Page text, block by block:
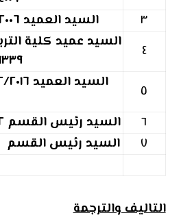
٣
السيد العميد ٩/٥/٢٠٠٦ ،العدد٢١١٤
٤
٥
السيد العميد ٢٨/١٢/٢٠١٦،العدد١٣٧٢٦
٦
السيد رئيس القسم ٢٤/٦/٢٠٠٢,العدد٢١٢
٧
السيد رئيس القسم ٢٣/٦/٢٠٠٥ العدد١٠٥
التاليف والترجمة